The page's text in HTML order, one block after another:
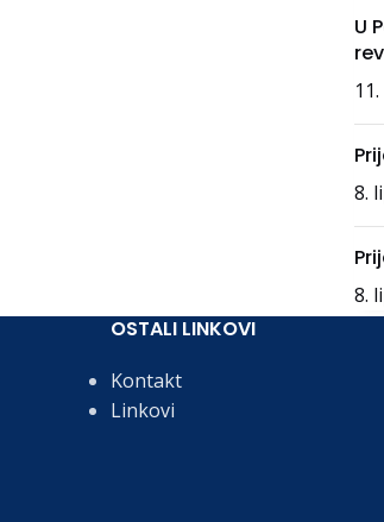
U
8.
8.
OSTALI LINKOVI
Kontakt
Linkovi